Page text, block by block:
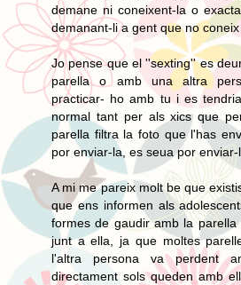
demane ni coneixent-la o
demanant-li a gent que no
Jo pense que el ''sexting'' es
parella o amb una altra
practicar- ho amb tu i es
normal tant per als xics que
parella filtra la foto que l'has
por enviar-la, es seua por
A mi me pareix molt be que
que ens informen als
formes de gaudir amb la
junt a ella, ja que moltes
l'altra persona va perdent
directament sols queden amb